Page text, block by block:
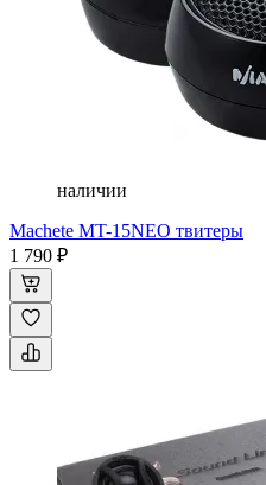
наличии
Machete MT-15NEO твитеры
1 790 ₽